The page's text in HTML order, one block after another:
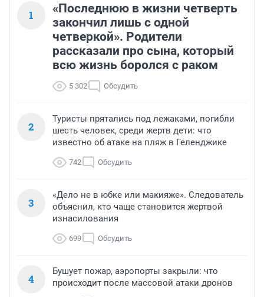
1
«Последнюю в жизни четверть
закончил лишь с одной
четверкой». Родители
рассказали про сына, который
всю жизнь боролся с раком
5 302 Обсудить
2
Туристы прятались под лежаками, погибли
шесть человек, среди жертв дети: что
известно об атаке на пляж в Геленджике
742 Обсудить
3
«Дело не в юбке или макияже». Следователь
объяснил, кто чаще становится жертвой
изнасилования
699 Обсудить
4
Бушует пожар, аэропорты закрыли: что
происходит после массовой атаки дронов